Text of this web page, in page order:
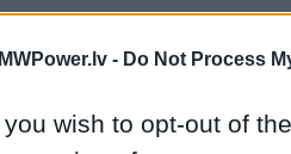
- Do Not Process
you wish to opt-out of